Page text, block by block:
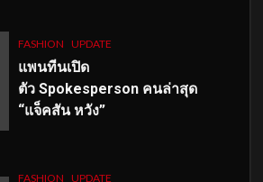
FASHION UPDATE
แพนทีนเปิด
ตัว Spokesperson คนล่าสุด
“แจ็คสัน หวัง”
FASHION UPDATE